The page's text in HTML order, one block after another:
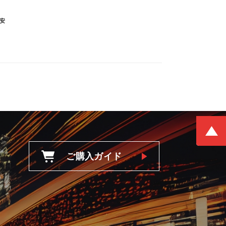
ご購入ガイド